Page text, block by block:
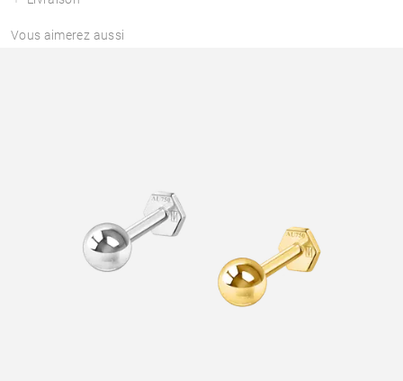
Vous aimerez aussi